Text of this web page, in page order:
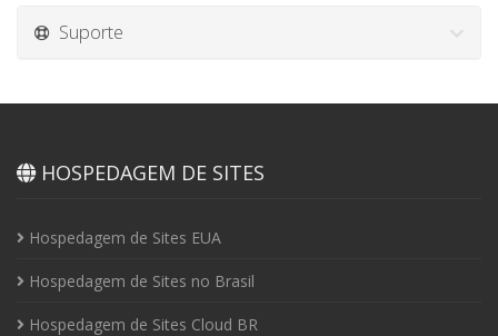
Suporte
HOSPEDAGEM DE SITES
Hospedagem de Sites EUA
Hospedagem de Sites no Brasil
Hospedagem de Sites Cloud BR